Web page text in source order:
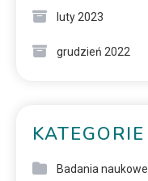
luty 2023
grudzień 2022
KATEGORIE
Badania naukowe